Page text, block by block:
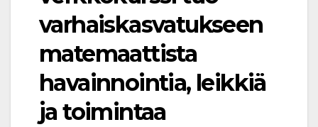
varhaiskasvatukseen
matemaattista
havainnointia, leikkiä
ja toimintaa